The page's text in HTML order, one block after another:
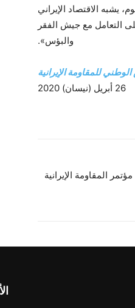
يشبه الاقتصاد الإيراني
التعامل مع جيش الفقر
والبؤس».
للمقاومة الإيرانية
26 أبريل (نيسان) 2020
المقاومة‌ الإیرانیة